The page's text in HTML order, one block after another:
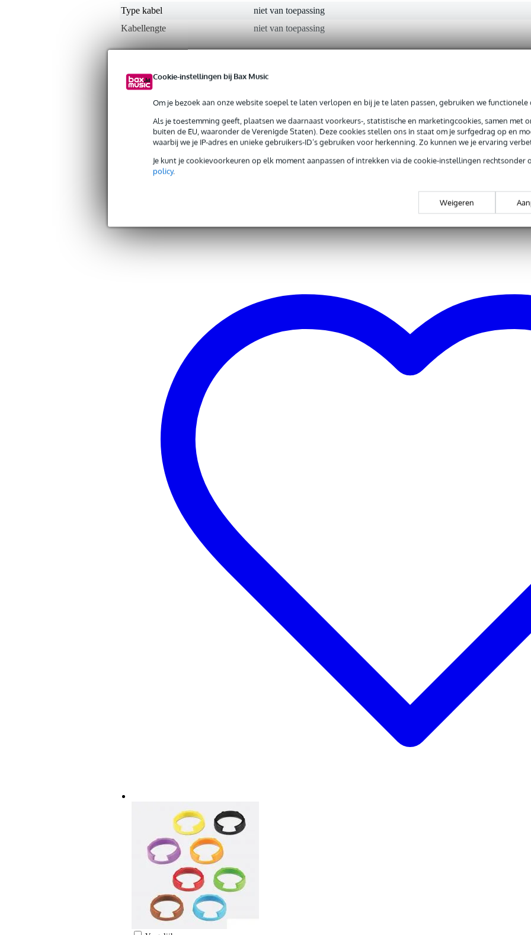
Cookie-instellingen bij Bax Music
Om je bezoek aan onze website soepel te laten verlopen en bij je te laten passen, gebruiken we functionele
Als je toestemming geeft, plaatsen we daarnaast voorkeurs-, statistische en marketingcookies, samen met
buiten de EU, waaronder de Verenigde Staten). Deze cookies stellen ons in staat om je surfgedrag op en
waarbij we je IP-adres en unieke gebruikers-ID’s gebruiken voor herkenning. Zo kunnen we je ervaring
Je kunt je cookievoorkeuren op elk moment aanpassen of intrekken via de cookie-instellingen rechtsonder
policy.
Weigeren
Type kabel
niet van toepassing
Kabellengte
niet van toepassing
Gewicht(incl. verpakking)
10 gr
Afmeting